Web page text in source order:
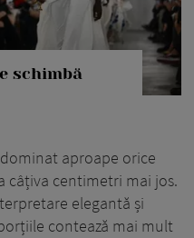
schimbă
aproape orice
câțiva centimetri mai jos.
elegantă și
contează mai mult